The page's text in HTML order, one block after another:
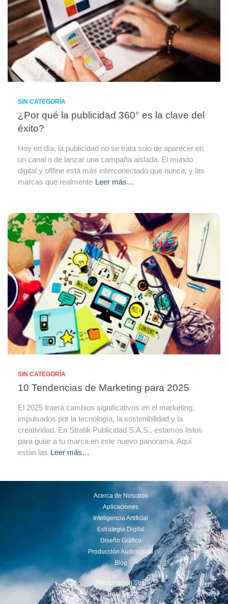
SIN CATEGORÍA
¿Por qué la publicidad 360° es la clave del
éxito?
Hoy en día, la publicidad no se trata solo de aparecer en
un canal o de lanzar una campaña aislada. El mundo
digital y offline está más interconectado que nunca, y las
marcas que realmente Leer más…
SIN CATEGORÍA
10 Tendencias de Marketing para 2025
El 2025 traerá cambios significativos en el marketing,
impulsados por la tecnología, la sostenibilidad y la
creatividad. En Stratik Publicidad S.A.S., estamos listos
para guiar a tu marca en este nuevo panorama. Aquí
están las Leer más…
Acerca de Nosotros
Aplicaciones
Inteligencia Artificial
Estrategia Digital
Diseño Gráfico
Producción Audiovisual
Blog
Presentación Stratik
Reel Stratik